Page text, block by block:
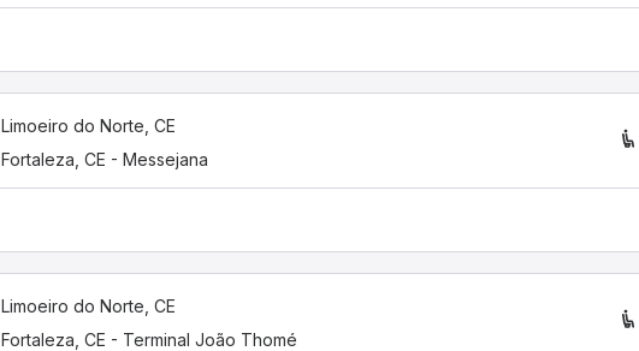
Limoeiro do Norte, CE
Fortaleza, CE - Messejana
Limoeiro do Norte, CE
Fortaleza, CE - Terminal João Thomé